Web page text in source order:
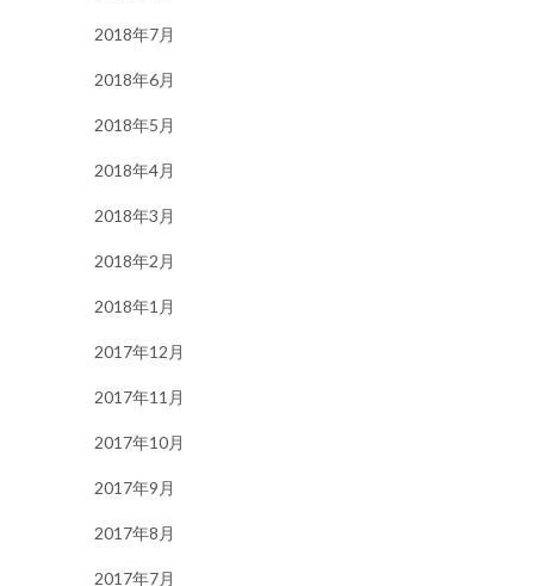
2018年7月
2018年6月
2018年5月
2018年4月
2018年3月
2018年2月
2018年1月
2017年12月
2017年11月
2017年10月
2017年9月
2017年8月
2017年7月